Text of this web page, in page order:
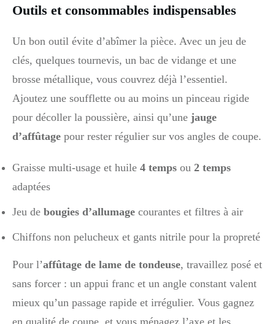
Outils et consommables indispensables
Un bon outil évite d’abîmer la pièce. Avec un jeu de
clés, quelques tournevis, un bac de vidange et une
brosse métallique, vous couvrez déjà l’essentiel.
Ajoutez une soufflette ou au moins un pinceau rigide
pour décoller la poussière, ainsi qu’une jauge
d’affûtage pour rester régulier sur vos angles de coupe.
Graisse multi-usage et huile 4 temps ou 2 temps
adaptées
Jeu de bougies d’allumage courantes et filtres à air
Chiffons non pelucheux et gants nitrile pour la propreté
Pour l’affûtage de lame de tondeuse, travaillez posé et
sans forcer : un appui franc et un angle constant valent
mieux qu’un passage rapide et irrégulier. Vous gagnez
en qualité de coupe, et vous ménagez l’axe et les